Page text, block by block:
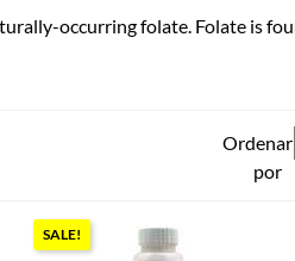
occurring folate. Folate is
Ordenar
por
SALE!